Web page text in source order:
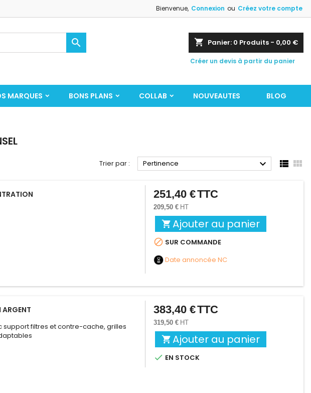
Bienvenue, Connexion ou Créez votre compte
shopping_cart Panier: 0 Produits - 0,00 €
Créer un devis à partir du panier

MARQUES BONS PLANS COLLAB NOUVEAUTES BLOG
Trier par : Pertinence   
Prix
251,40 €TTC
209,50 € HT
 Ajouter au panier
 SUR COMMANDE
Date annoncée NC
support filtres et contre-cache, grilles
Prix
383,40 €TTC
319,50 € HT
 Ajouter au panier
 EN STOCK